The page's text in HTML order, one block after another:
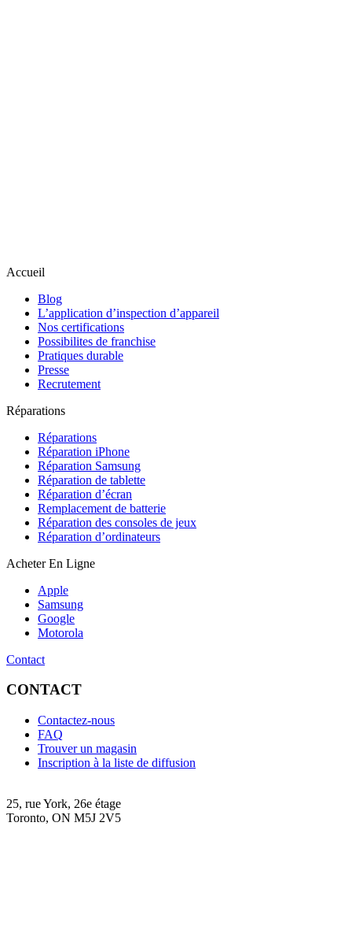
Accueil
Blog
L’application d’inspection d’appareil
Nos certifications
Possibilites de franchise
Pratiques durable
Presse
Recrutement
Réparations
Réparations
Réparation iPhone
Réparation Samsung
Réparation de tablette
Réparation d’écran
Remplacement de batterie
Réparation des consoles de jeux
Réparation d’ordinateurs
Acheter En Ligne
Apple
Samsung
Google
Motorola
Contact
CONTACT
Contactez-nous
FAQ
Trouver un magasin
Inscription à la liste de diffusion
25, rue York, 26e étage
Toronto, ON M5J 2V5